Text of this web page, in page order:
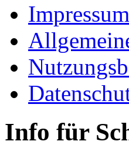
Impressum
Info für